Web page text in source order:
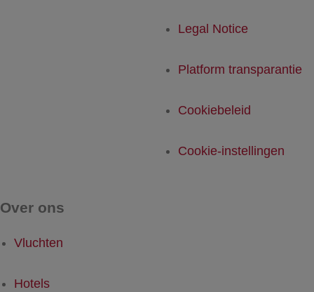
Legal Notice
Platform transparantie
Cookiebeleid
Cookie-instellingen
Over ons
Vluchten
Hotels